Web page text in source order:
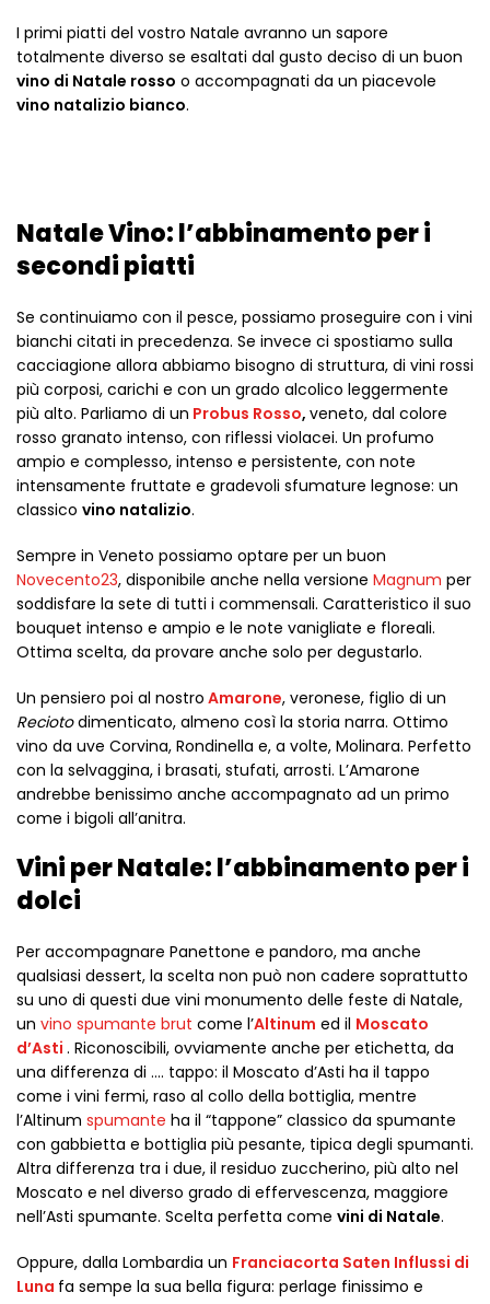
I primi piatti del vostro Natale avranno un sapore
totalmente diverso se esaltati dal gusto deciso di un buon
vino di Natale rosso o accompagnati da un piacevole
vino natalizio bianco.
Natale Vino: l’abbinamento per i
secondi piatti
Se continuiamo con il pesce, possiamo proseguire con i vini
bianchi citati in precedenza. Se invece ci spostiamo sulla
cacciagione allora abbiamo bisogno di struttura, di vini rossi
più corposi, carichi e con un grado alcolico leggermente
più alto. Parliamo di un Probus Rosso, veneto, dal colore
rosso granato intenso, con riflessi violacei. Un profumo
ampio e complesso, intenso e persistente, con note
intensamente fruttate e gradevoli sfumature legnose: un
classico vino natalizio.
Sempre in Veneto possiamo optare per un buon
Novecento23, disponibile anche nella versione Magnum per
soddisfare la sete di tutti i commensali. Caratteristico il suo
bouquet intenso e ampio e le note vanigliate e floreali.
Ottima scelta, da provare anche solo per degustarlo.
Un pensiero poi al nostro Amarone, veronese, figlio di un
Reciotodimenticato, almeno così la storia narra. Ottimo
vino da uve Corvina, Rondinella e, a volte, Molinara. Perfetto
con la selvaggina, i brasati, stufati, arrosti. L’Amarone
andrebbe benissimo anche accompagnato ad un primo
come i bigoli all’anitra.
Vini per Natale: l’abbinamento per i
dolci
Per accompagnare Panettone e pandoro, ma anche
qualsiasi dessert, la scelta non può non cadere soprattutto
su uno di questi due vini monumento delle feste di Natale,
un vino spumante brut come l’Altinum ed il Moscato
d’Asti . Riconoscibili, ovviamente anche per etichetta, da
una differenza di …. tappo: il Moscato d’Asti ha il tappo
come i vini fermi, raso al collo della bottiglia, mentre
l’Altinum spumante ha il “tappone” classico da spumante
con gabbietta e bottiglia più pesante, tipica degli spumanti.
Altra differenza tra i due, il residuo zuccherino, più alto nel
Moscato e nel diverso grado di effervescenza, maggiore
nell’Asti spumante. Scelta perfetta come vini di Natale.
Oppure, dalla Lombardia un Franciacorta Saten Influssi di
Luna fa sempe la sua bella figura: perlage finissimo e